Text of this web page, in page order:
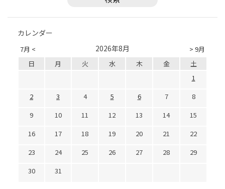
カレンダー
7月 < > 9月
2026年8月
日 月 火 水 木 金
土
1
2
3 4 5 6 7
8
9
10 11 12 13 14
15
16
17 18 19 20 21
22
23
24 25 26 27 28
29
30
31